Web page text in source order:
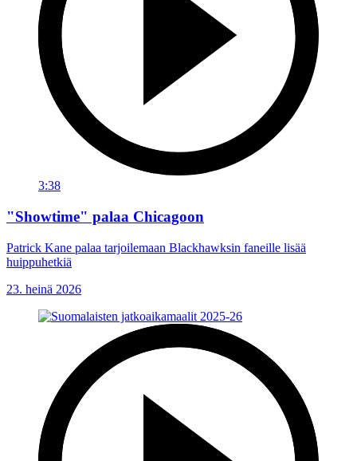
3:38
"Showtime" palaa Chicagoon
Patrick Kane palaa tarjoilemaan Blackhawksin faneille lisää
huippuhetkiä
23. heinä 2026